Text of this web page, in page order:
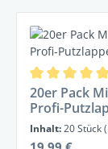
20er Pack
Profi-
Inhalt:20 Stück